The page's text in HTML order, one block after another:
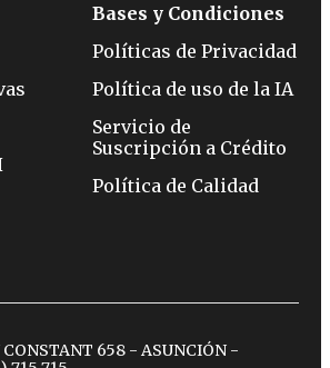
Bases y Condiciones
Políticas de Privacidad
Política de uso de la IA
Servicio de
Suscripción a Crédito
Política de Calidad
658 - ASUNCIÓN -